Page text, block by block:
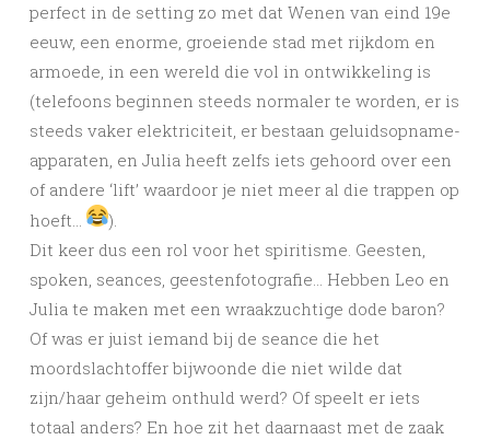
perfect in de setting zo met dat Wenen van eind 19e
eeuw, een enorme, groeiende stad met rijkdom en
armoede, in een wereld die vol in ontwikkeling is
(telefoons beginnen steeds normaler te worden, er is
steeds vaker elektriciteit, er bestaan geluidsopname-
apparaten, en Julia heeft zelfs iets gehoord over een
of andere ‘lift’ waardoor je niet meer al die trappen op
hoeft…
).
Dit keer dus een rol voor het spiritisme. Geesten,
spoken, seances, geestenfotografie… Hebben Leo en
Julia te maken met een wraakzuchtige dode baron?
Of was er juist iemand bij de seance die het
moordslachtoffer bijwoonde die niet wilde dat
zijn/haar geheim onthuld werd? Of speelt er iets
totaal anders? En hoe zit het daarnaast met de zaak